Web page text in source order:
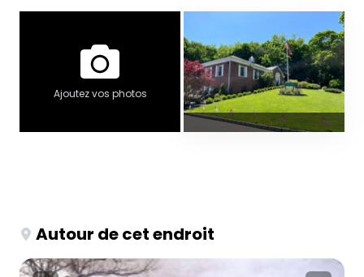
Ajoutez vos photos
Autour de cet endroit